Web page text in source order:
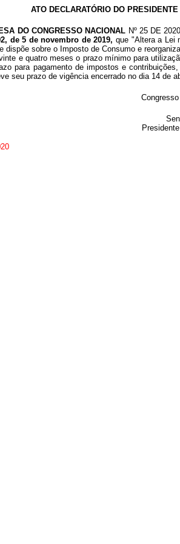
ATO DECLARATÓRIO DO
DO CONGRESSO NACIONAL Nº 25 DE
de 5 de novembro de 2019, que "Altera a Lei
dispõe sobre o Imposto de Consumo e
e quatro meses o prazo mínimo para
para pagamento de impostos e
seu prazo de vigência encerrado no dia 14 de